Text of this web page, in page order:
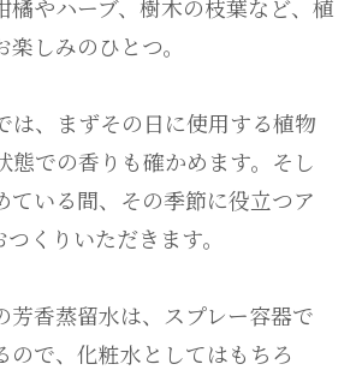
橘やハーブ、樹木の枝葉など、植
しみのひとつ。
は、まずその日に使用する植物
態での香りも確かめます。そし
ている間、その季節に役立つア
くりいただきます。
芳香蒸留水は、スプレー容器で
ので、化粧水としてはもちろ